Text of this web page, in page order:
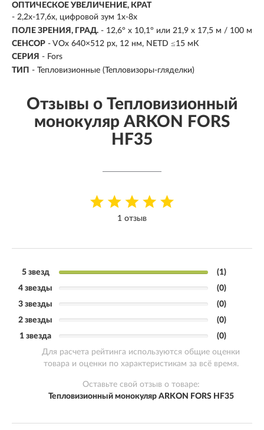
ОПТИЧЕСКОЕ УВЕЛИЧЕНИЕ, КРАТ
- 2,2х-17,6х, цифровой зум 1х-8х
ПОЛЕ ЗРЕНИЯ, ГРАД. - 12,6° х 10,1° или 21,9 х 17,5 м / 100 м
СЕНСОР - VOx 640×512 рх, 12 нм, NETD ≤15 мК
СЕРИЯ - Fors
ТИП - Тепловизионные (Тепловизоры-гляделки)
Отзывы о Тепловизионный
монокуляр ARKON FORS
HF35
1 отзыв
5 звезд
(1)
4 звезды
(0)
3 звезды
(0)
2 звезды
(0)
1 звезда
(0)
Для расчета рейтинга используются общие оценки
товара и оценки по характеристикам за всё время.
Оставьте свой отзыв о товаре:
Тепловизионный монокуляр ARKON FORS HF35